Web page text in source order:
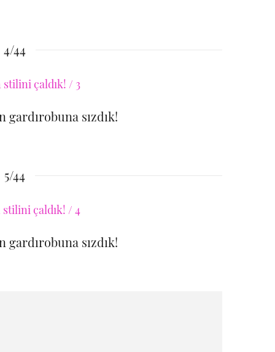
4/44
gardırobuna sızdık!
5/44
gardırobuna sızdık!